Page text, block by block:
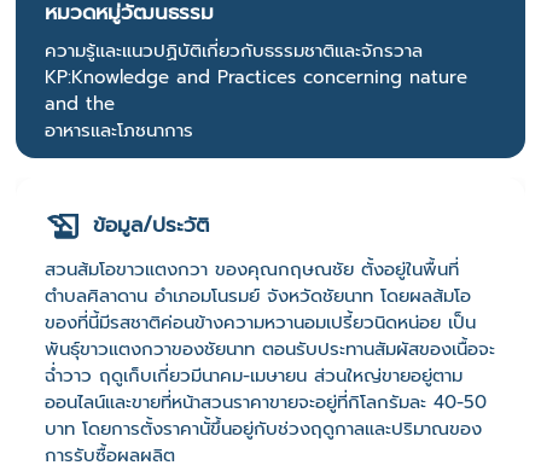
หมวดหมู่วัฒนธรรม
ความรู้และแนวปฏิบัติเกี่ยวกับธรรมชาติและจักรวาล
KP:Knowledge and Practices concerning nature
and the
อาหารและโภชนาการ
ข้อมูล/ประวัติ
สวนส้มโอขาวแตงกวา ของคุณกฤษณชัย ตั้งอยู่ในพื้นที่
ตำบลศิลาดาน อำเภอมโนรมย์ จังหวัดชัยนาท โดยผลส้มโอ
ของที่นี้มีรสชาติค่อนข้างความหวานอมเปรี้ยวนิดหน่อย เป็น
พันธุ์ขาวแตงกวาของชัยนาท ตอนรับประทานสัมผัสของเนื้อจะ
ฉ่ำวาว ฤดูเก็บเกี่ยวมีนาคม-เมษายน ส่วนใหญ่ขายอยู่ตาม
ออนไลน์และขายที่หน้าสวนราคาขายจะอยู่ที่กิโลกรัมละ 40-50
บาท โดยการตั้งราคานั้ขึ้นอยู่กับช่วงฤดูกาลและปริมาณของ
การรับซื้อผลผลิต